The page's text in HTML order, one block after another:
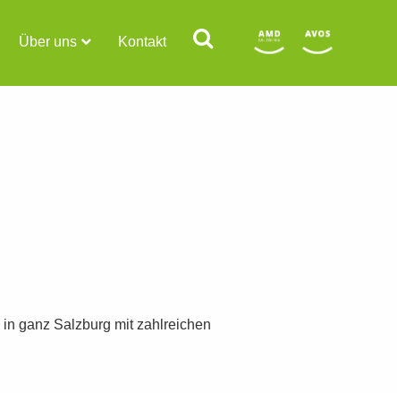
Über uns Kontakt
ganz Salzburg mit zahlreichen